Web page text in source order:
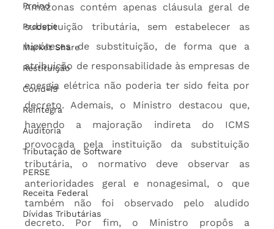
Proind
Prodepe
Market Share
Restituição
Covid-19
Reintegra
Auditoria
Tributação de Software
PERSE
Receita Federal
Dívidas Tributárias
Amazonas contém apenas cláusula geral de
substituição tributária, sem estabelecer as
hipóteses de substituição, de forma que a
atribuição de responsabilidade às empresas de
energia elétrica não poderia ter sido feita por
decreto. Ademais, o Ministro destacou que,
havendo a majoração indireta do ICMS
provocada pela instituição da substituição
tributária, o normativo deve observar as
anterioridades geral e nonagesimal, o que
também não foi observado pelo aludido
decreto. Por fim, o Ministro propôs a